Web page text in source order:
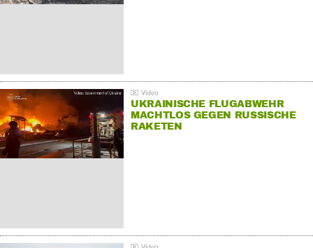
UKRAINISCHE FLUGABWEHR
MACHTLOS GEGEN RUSSISCHE
RAKETEN